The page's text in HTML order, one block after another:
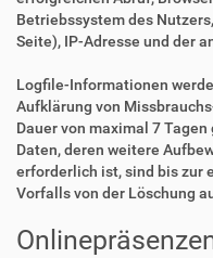
Betriebssystem des
Seite), IP-Adresse und der
Logfile-Informationen
Aufklärung von
Dauer von maximal 7
Daten, deren weitere
erforderlich ist, sind bis zur
Vorfalls von der Löschung